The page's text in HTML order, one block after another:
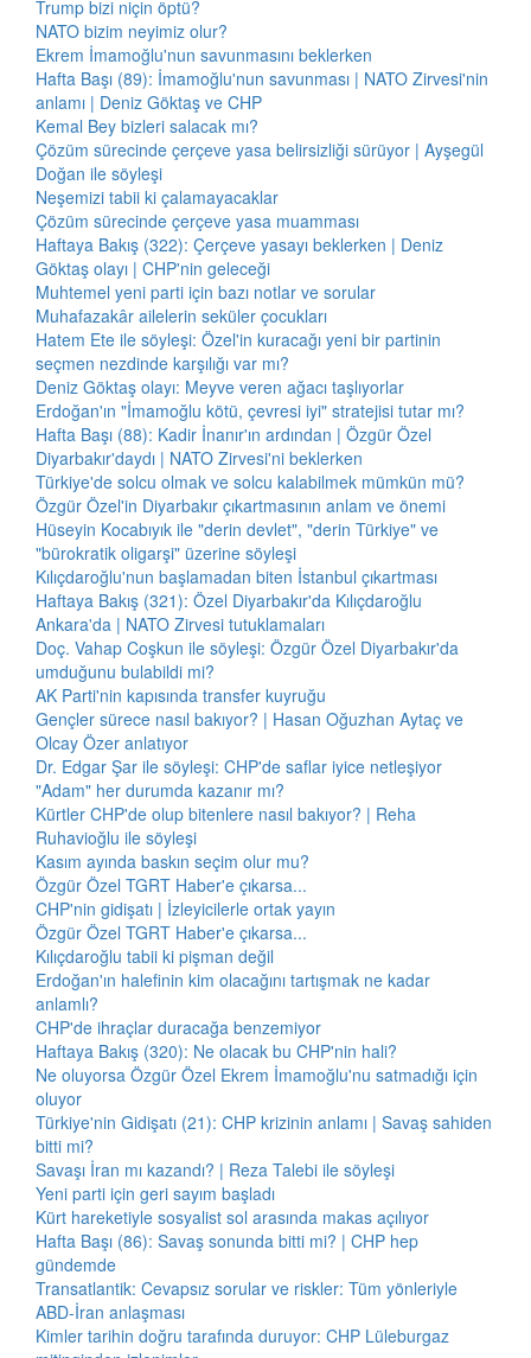
Trump bizi niçin öptü?
NATO bizim neyimiz olur?
Ekrem İmamoğlu'nun savunmasını beklerken
Hafta Başı (89): İmamoğlu'nun savunması | NATO Zirvesi'nin
anlamı | Deniz Göktaş ve CHP
Kemal Bey bizleri salacak mı?
Çözüm sürecinde çerçeve yasa belirsizliği sürüyor | Ayşegül
Doğan ile söyleşi
Neşemizi tabii ki çalamayacaklar
Çözüm sürecinde çerçeve yasa muamması
Haftaya Bakış (322): Çerçeve yasayı beklerken | Deniz
Göktaş olayı | CHP'nin geleceği
Muhtemel yeni parti için bazı notlar ve sorular
Muhafazakâr ailelerin seküler çocukları
Hatem Ete ile söyleşi: Özel'in kuracağı yeni bir partinin
seçmen nezdinde karşılığı var mı?
Deniz Göktaş olayı: Meyve veren ağacı taşlıyorlar
Erdoğan'ın "İmamoğlu kötü, çevresi iyi" stratejisi tutar mı?
Hafta Başı (88): Kadir İnanır'ın ardından | Özgür Özel
Diyarbakır'daydı | NATO Zirvesi'ni beklerken
Türkiye'de solcu olmak ve solcu kalabilmek mümkün mü?
Özgür Özel'in Diyarbakır çıkartmasının anlam ve önemi
Hüseyin Kocabıyık ile "derin devlet", "derin Türkiye" ve
"bürokratik oligarşi" üzerine söyleşi
Kılıçdaroğlu'nun başlamadan biten İstanbul çıkartması
Haftaya Bakış (321): Özel Diyarbakır'da Kılıçdaroğlu
Ankara'da | NATO Zirvesi tutuklamaları
Doç. Vahap Coşkun ile söyleşi: Özgür Özel Diyarbakır'da
umduğunu bulabildi mi?
AK Parti'nin kapısında transfer kuyruğu
Gençler sürece nasıl bakıyor? | Hasan Oğuzhan Aytaç ve
Olcay Özer anlatıyor
Dr. Edgar Şar ile söyleşi: CHP'de saflar iyice netleşiyor
"Adam" her durumda kazanır mı?
Kürtler CHP'de olup bitenlere nasıl bakıyor? | Reha
Ruhavioğlu ile söyleşi
Kasım ayında baskın seçim olur mu?
Özgür Özel TGRT Haber'e çıkarsa...
CHP'nin gidişatı | İzleyicilerle ortak yayın
Özgür Özel TGRT Haber'e çıkarsa...
Kılıçdaroğlu tabii ki pişman değil
Erdoğan'ın halefinin kim olacağını tartışmak ne kadar
anlamlı?
CHP'de ihraçlar duracağa benzemiyor
Haftaya Bakış (320): Ne olacak bu CHP'nin hali?
Ne oluyorsa Özgür Özel Ekrem İmamoğlu'nu satmadığı için
oluyor
Türkiye'nin Gidişatı (21): CHP krizinin anlamı | Savaş sahiden
bitti mi?
Savaşı İran mı kazandı? | Reza Talebi ile söyleşi
Yeni parti için geri sayım başladı
Kürt hareketiyle sosyalist sol arasında makas açılıyor
Hafta Başı (86): Savaş sonunda bitti mi? | CHP hep
gündemde
Transatlantik: Cevapsız sorular ve riskler: Tüm yönleriyle
ABD-İran anlaşması
Kimler tarihin doğru tarafında duruyor: CHP Lüleburgaz